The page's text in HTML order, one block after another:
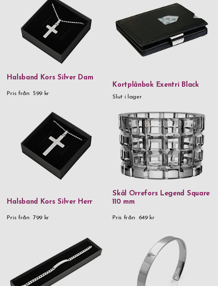
Veganskt läder
Veganskt läder & glas
Pris
999,99 kr
Herr
Halsband Kors Silver Dam
Pris från 599 kr
Kortplånbok Exentri Black
Slut i lager
Halsband Kors Silver Herr
Pris från 799 kr
Skål Orrefors Legend Square
110 mm
Pris från 649 kr